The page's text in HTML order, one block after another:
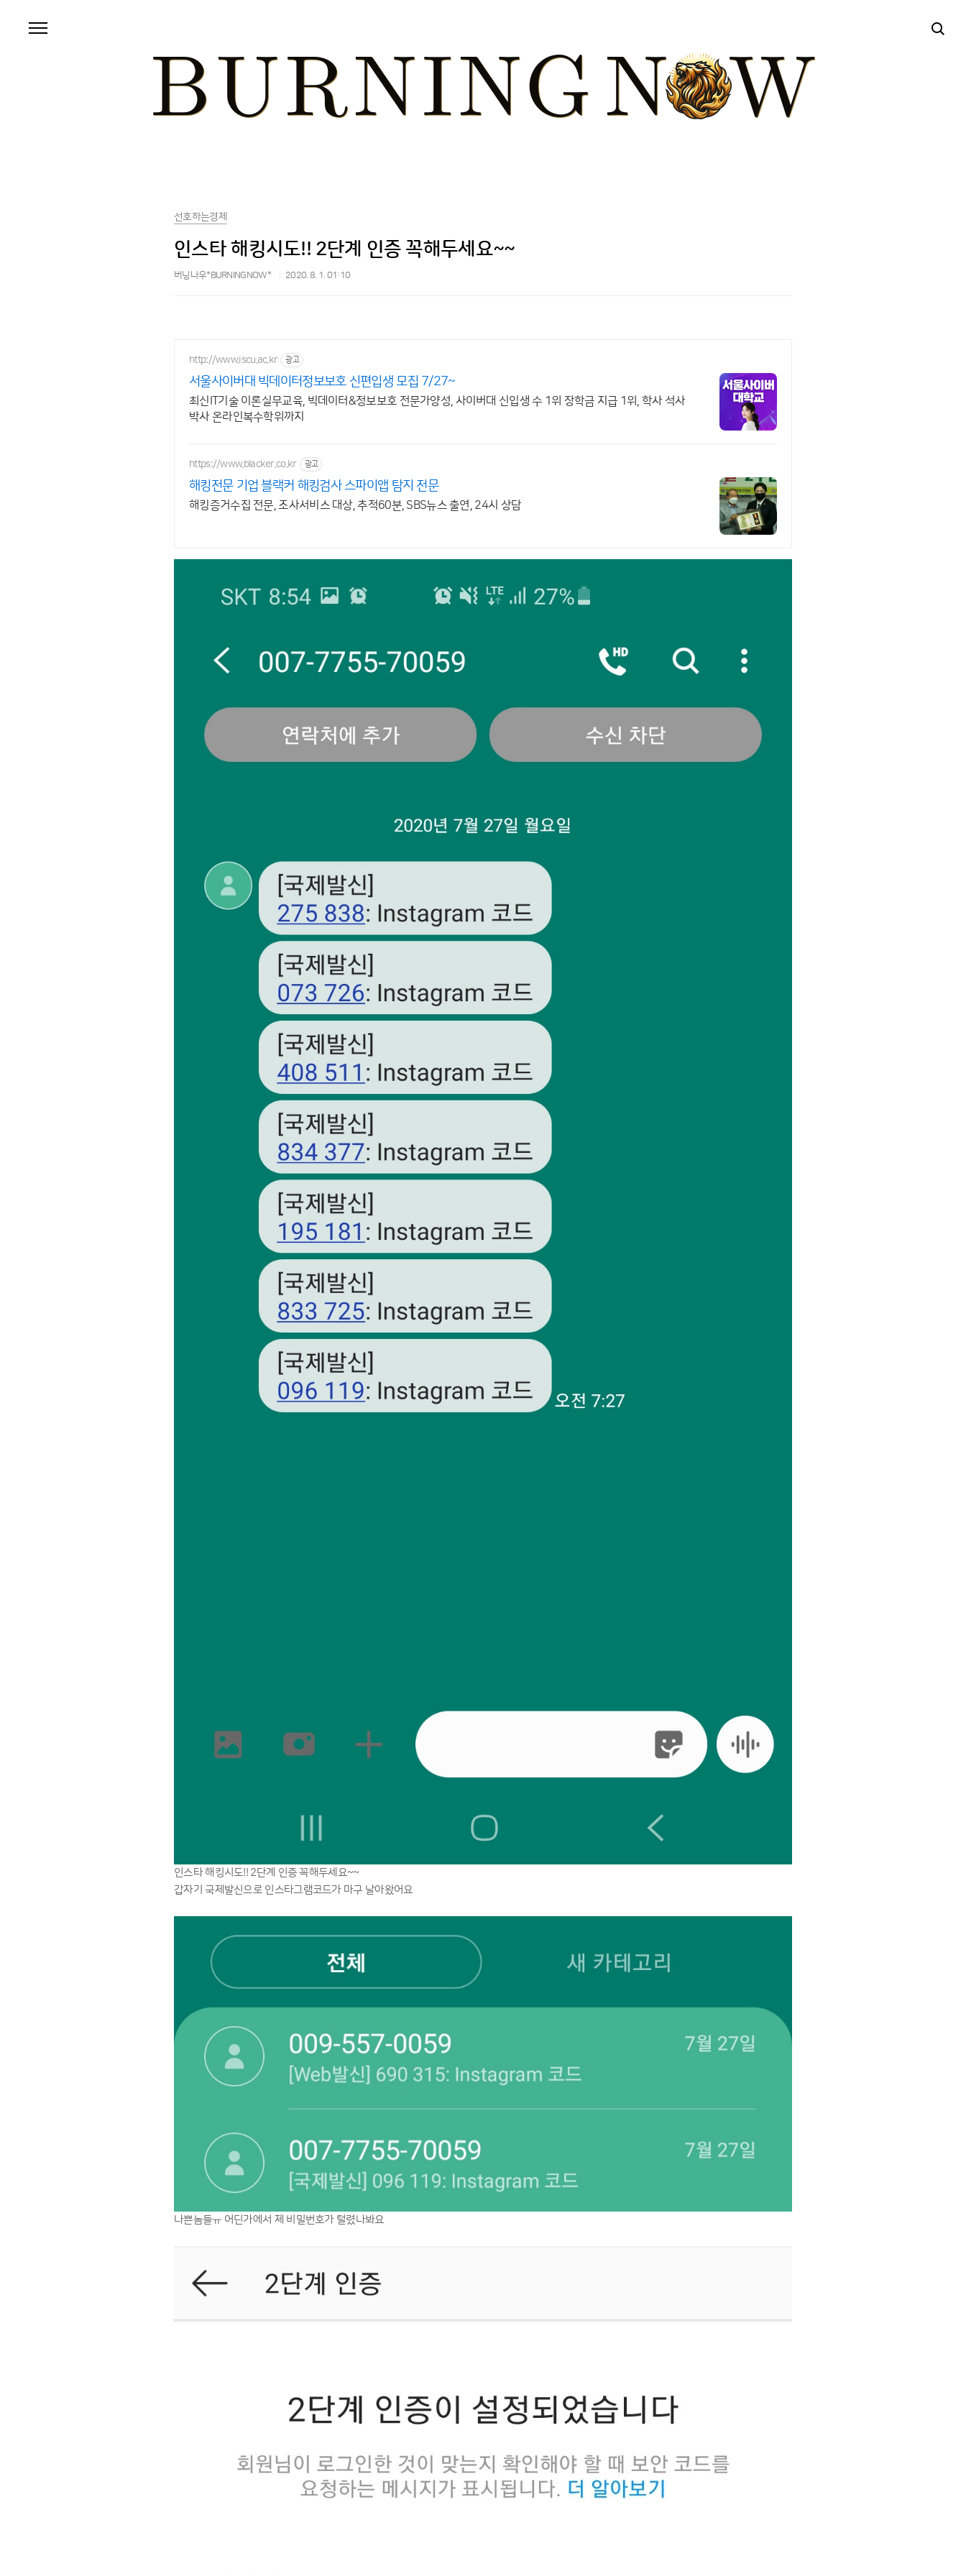
선호하는경제
인스타 해킹시도!! 2단계 인증 꼭해두세요~~
버닝나우*BURNINGNOW* 2020. 8. 1. 01:10
http://www.iscu.ac.kr 광고
서울사이버대 빅데이터정보보호 신편입생 모집 7/27~
최신IT기술 이론실무교육, 빅데이터&정보보호 전문가양성, 사이버대 신입생 수 1위 장학금 지급 1위, 학사 석사
박사 온라인복수학위까지
https://www.blacker.co.kr 광고
해킹전문 기업 블랙커 해킹검사 스파이앱 탐지 전문
해킹증거수집 전문, 조사서비스 대상, 추적60분, SBS뉴스 출연, 24시 상담
인스타 해킹시도!! 2단계 인증 꼭해두세요~~
갑자기 국제발신으로 인스타그램코드가 마구 날아왔어요
나쁜놈들ㅠ 어딘가에서 제 비밀번호가 털렸나봐요